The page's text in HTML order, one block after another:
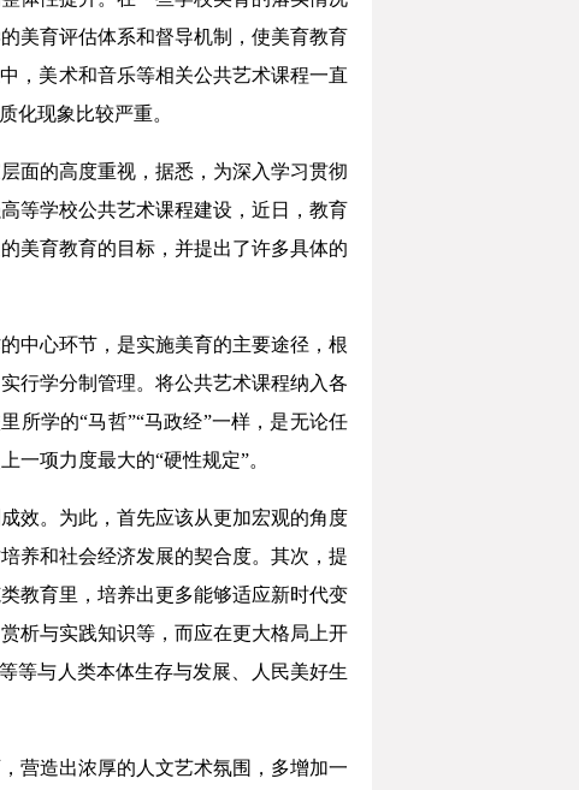
美育评估体系和督导机制，使美育教育
，美术和音乐等相关公共艺术课程一直
化现象比较严重。
面的高度重视，据悉，为深入学习贯彻
等学校公共艺术课程建设，近日，教育
美育教育的目标，并提出了许多具体的
中心环节，是实施美育的主要途径，根
行学分制管理。将公共艺术课程纳入各
所学的“马哲”“马政经”一样，是无论任
一项力度最大的“硬性规定”。
效。为此，首先应该从更加宏观的角度
养和社会经济发展的契合度。其次，提
教育里，培养出更多能够适应新时代变
析与实践知识等，而应在更大格局上开
等与人类本体生存与发展、人民美好生
营造出浓厚的人文艺术氛围，多增加一